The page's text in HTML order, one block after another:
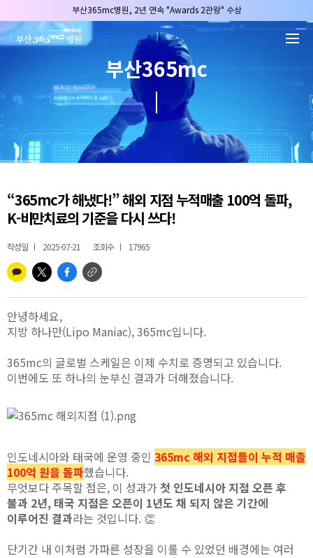
부산365mc병원, 2년 연속 "Awards 2관왕" 수상
2025 "부산365mc 보건복지부 장관상" 수상!
부산365mc병원, 8/15(토) 광복절 정상진료
부산365mc병원, 2년 연속 "Awards 2관왕" 수상
2025 "부산365mc 보건복지부 장관상" 수상!
부산365mc
“365mc가 해냈다!” 해외 지점 누적매출 100억 돌파,
K-비만치료의 기준을 다시 쓰다!
작성일 2025-07-21 조회수 17965
안녕하세요,
지방 하나만(Lipo Maniac), 365mc입니다.
365mc의 글로벌 스케일은 이제 수치로 증명되고 있습니다.
이번에도 또 하나의 눈부신 결과가 더해졌습니다.
인도네시아와 태국에 운영 중인 365mc 해외 지점들이 누적 매출
100억 원을 돌파했습니다.
무엇보다 주목할 점은, 이 성과가첫 인도네시아 지점 오픈 후
불과 2년, 태국 지점은 오픈이 1년도 채 되지 않은 기간에
이루어진 결과라는 것입니다. 👏
단기간 내 이처럼 가파른 성장을 이룰 수 있었던 배경에는 여러